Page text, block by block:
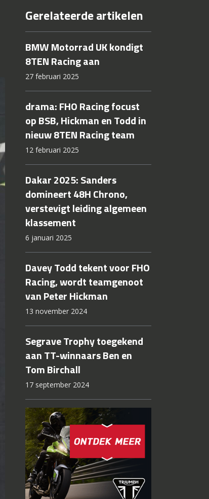
Gerelateerde artikelen
BMW Motorrad UK kondigt
8TEN Racing aan
27 februari 2025
drama: FHO Racing focust
op BSB, Hickman en Todd in
nieuw 8TEN Racing team
12 februari 2025
Dakar 2025: Sanders
domineert 48H Chrono,
verstevigt leiding algemeen
klassement
6 januari 2025
Davey Todd tekent voor FHO
Racing, wordt teamgenoot
van Peter Hickman
13 november 2024
Segrave Trophy toegekend
aan TT-winnaars Ben en
Tom Birchall
17 september 2024